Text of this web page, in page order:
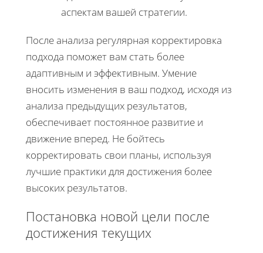
аспектам вашей стратегии.
После анализа регулярная корректировка
подхода поможет вам стать более
адаптивным и эффективным. Умение
вносить изменения в ваш подход, исходя из
анализа предыдущих результатов,
обеспечивает постоянное развитие и
движение вперед. Не бойтесь
корректировать свои планы, используя
лучшие практики для достижения более
высоких результатов.
Постановка новой цели после
достижения текущих